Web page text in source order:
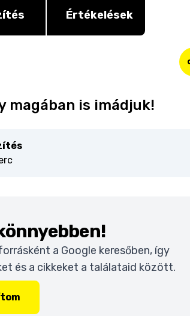
Értékelések
magában is imádjuk!
a Google keresőben, így
és a cikkeket a találataid között.